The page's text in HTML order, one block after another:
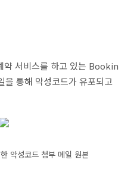
약 서비스를 하고 있는 Bookin
통해 악성코드가 유포되고
악성코드 첨부 메일 원본